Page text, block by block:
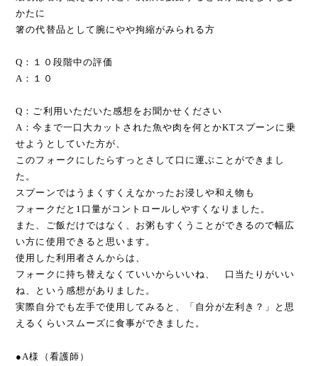
かたに
箸の代替品として腕にやや拘縮がみられる方
Q：１０段階中の評価
A：１０
Q：ご利用いただいた感想をお聞かせください
A：今まで一口大カットされた魚や肉を何とかKTスプーンに乗
せようとしていた方が、
このフォークにしたらすっとさして口に運ぶことができまし
た。
スプーンではうまくすくえなかったお浸しや和え物も
フォークだと1口量がコントロールしやすくなりました。
また、ご飯だけではなく、お粥もすくうことができるので幅広
い方に使用できると思います。
使用した利用者さんからは、
フォークに持ち替えなくていいからいいね、 口当たりがいい
ね、という感想がありました。
実際自分でも左手で使用してみると、「自分が左利き？」と思
えるくらいスムーズに食事ができました。
●A様（看護師）